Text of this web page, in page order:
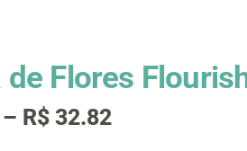
de Flores
– R$32.82Faixa